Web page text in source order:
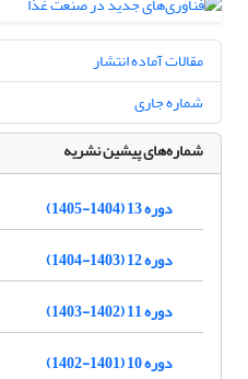
مقالات آماده انتشار
شماره جاری
شماره‌های پیشین نشریه
دوره 13 (1404-1405)
دوره 12 (1403-1404)
دوره 11 (1402-1403)
دوره 10 (1401-1402)